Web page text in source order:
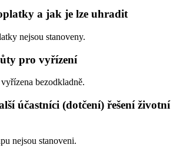
a jak je lze uhradit
nejsou stanoveny.
pro vyřízení
bezodkladně.
účastníci (dotčení) řešení životní
nejsou stanoveni.